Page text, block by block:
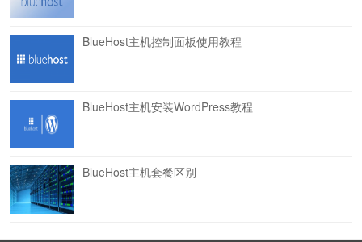
BlueHost主机控制面板使用教程
BlueHost主机安装WordPress教程
BlueHost主机套餐区别